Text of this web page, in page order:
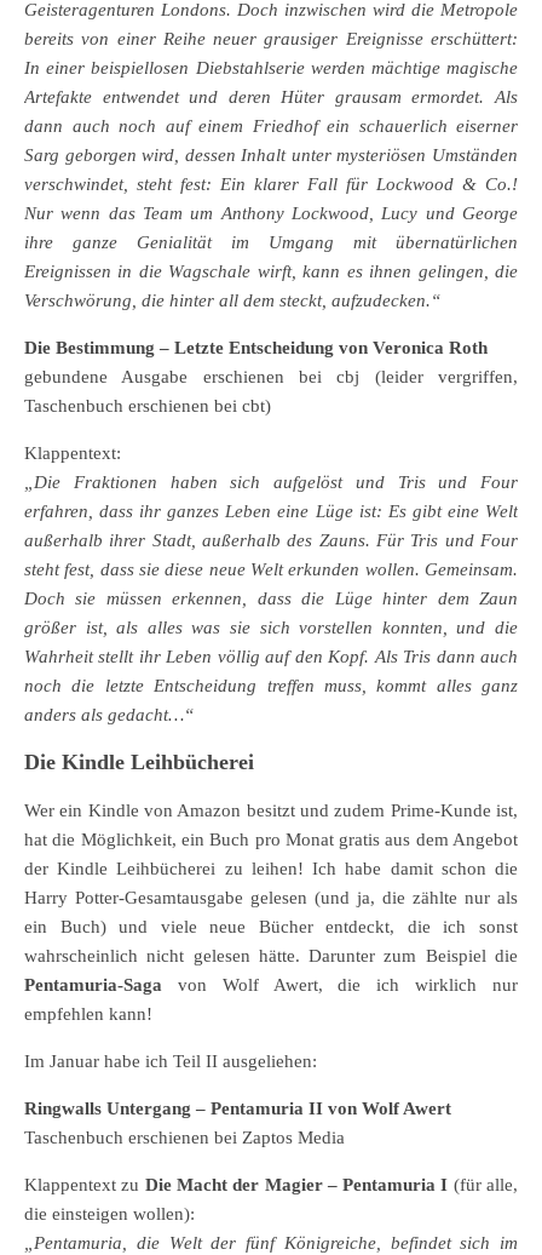
Geisteragenturen Londons. Doch inzwischen wird die Metropole
bereits von einer Reihe neuer grausiger Ereignisse erschüttert:
In einer beispiellosen Diebstahlserie werden mächtige magische
Artefakte entwendet und deren Hüter grausam ermordet. Als
dann auch noch auf einem Friedhof ein schauerlich eiserner
Sarg geborgen wird, dessen Inhalt unter mysteriösen Umständen
verschwindet, steht fest: Ein klarer Fall für Lockwood & Co.!
Nur wenn das Team um Anthony Lockwood, Lucy und George
ihre ganze Genialität im Umgang mit übernatürlichen
Ereignissen in die Wagschale wirft, kann es ihnen gelingen, die
Verschwörung, die hinter all dem steckt, aufzudecken.“
Die Bestimmung – Letzte Entscheidung von Veronica Roth
gebundene Ausgabe erschienen bei cbj (leider vergriffen,
Taschenbuch erschienen bei cbt)
Klappentext:
„Die Fraktionen haben sich aufgelöst und Tris und Four
erfahren, dass ihr ganzes Leben eine Lüge ist: Es gibt eine Welt
außerhalb ihrer Stadt, außerhalb des Zauns. Für Tris und Four
steht fest, dass sie diese neue Welt erkunden wollen. Gemeinsam.
Doch sie müssen erkennen, dass die Lüge hinter dem Zaun
größer ist, als alles was sie sich vorstellen konnten, und die
Wahrheit stellt ihr Leben völlig auf den Kopf. Als Tris dann auch
noch die letzte Entscheidung treffen muss, kommt alles ganz
anders als gedacht…“
Die Kindle Leihbücherei
Wer ein Kindle von Amazon besitzt und zudem Prime-Kunde ist,
hat die Möglichkeit, ein Buch pro Monat gratis aus dem Angebot
der Kindle Leihbücherei zu leihen! Ich habe damit schon die
Harry Potter-Gesamtausgabe gelesen (und ja, die zählte nur als
ein Buch) und viele neue Bücher entdeckt, die ich sonst
wahrscheinlich nicht gelesen hätte. Darunter zum Beispiel die
Pentamuria-Saga von Wolf Awert, die ich wirklich nur
empfehlen kann!
Im Januar habe ich Teil II ausgeliehen:
Ringwalls Untergang – Pentamuria II von Wolf Awert
Taschenbuch erschienen bei Zaptos Media
Klappentext zu Die Macht der Magier – Pentamuria I (für alle,
die einsteigen wollen):
„Pentamuria, die Welt der fünf Königreiche, befindet sich im